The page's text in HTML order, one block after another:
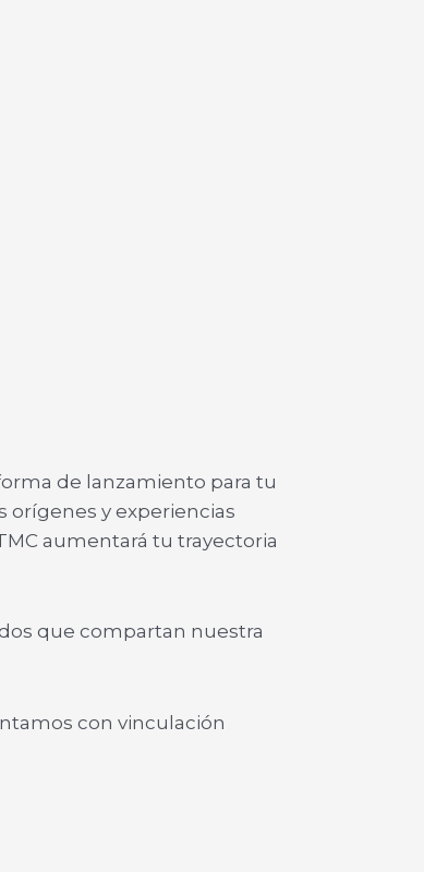
de lanzamiento para tu
orígenes y experiencias
aumentará tu trayectoria
que compartan nuestra
con vinculación